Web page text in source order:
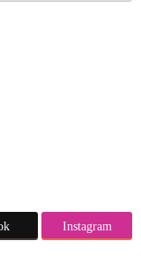
Instagram